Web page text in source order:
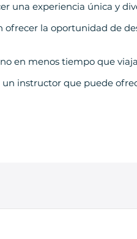
una experiencia única y
la oportunidad de
en menos tiempo que
instructor que puede